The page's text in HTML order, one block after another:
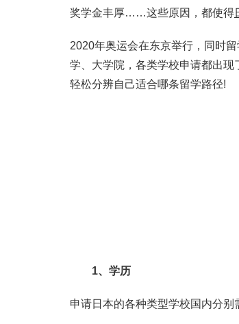
奖学金丰厚……这些原因，都使得
2020年奥运会在东京举行，同时
学、大学院，各类学校申请都出现
轻松分辨自己适合哪条留学路径!
1、学历
申请日本的各种类型学校国内分别